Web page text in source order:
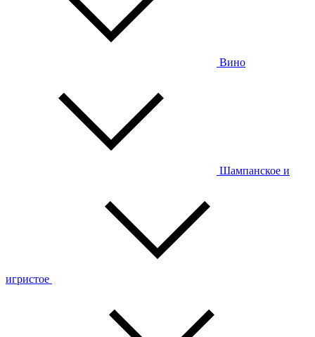
Вино
Шампанское и
игристое